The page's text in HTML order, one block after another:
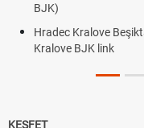
BJK)
Hradec Kralove
Kralove BJK link
KEŞFET